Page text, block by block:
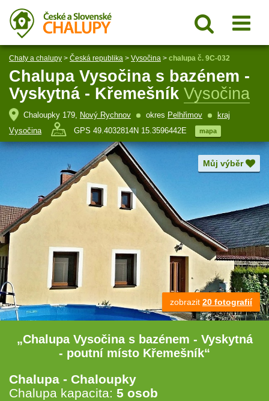
Chaty a chalupy > Česká republika > Vysočina > chalupa č. 9C-032
Chalupa Vysočina s bazénem -
Vyskytná - Křemešník Vysočina
Chaloupky 179, Nový Rychnov okres Pelhřimov
kraj
Vysočina
GPS 49.4032814N 15.3596442E mapa
Můj výběr
zobrazit 20 fotografií
„Chalupa Vysočina s bazénem - Vyskytná
- poutní místo Křemešník“
Chalupa - Chaloupky
Chalupa kapacita: 5 osob